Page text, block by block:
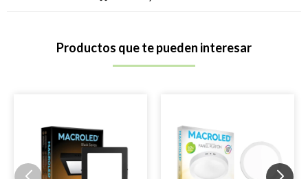
Productos que te pueden interesar